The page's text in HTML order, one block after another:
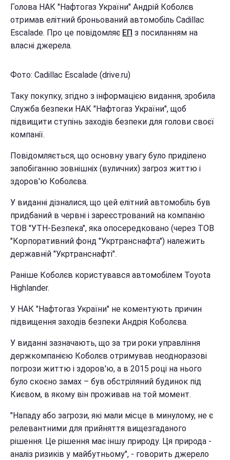
Голова НАК "Нафтогаз України" Андрій Коболєв
отримав елітний броньований автомобіль Cadillac
Escalade. Про це повідомляє ЕП з посиланням на
власні джерела.
Фото: Cadillac Escalade (drive.ru)
Таку покупку, згідно з інформацією видання, зробила
Служба безпеки НАК "Нафтогаз України", щоб
підвищити ступінь заходів безпеки для голови своєї
компанії.
Повідомляється, що основну увагу було приділено
запобіганню зовнішніх (вуличних) загроз життю і
здоров'ю Коболєва.
У виданні дізналися, що цей елітний автомобіль був
придбаний в червні і зареєстрований на компанію
ТОВ "УТН-Безпека", яка опосередковано (через ТОВ
"Корпоративний фонд "Укртранснафта") належить
державній "Укртранснафті".
Раніше Коболєв користувався автомобілем Toyota
Highlander.
У НАК "Нафтогаз України" не коментують причин
підвищення заходів безпеки Андрія Коболєва.
У виданні зазначають, що за три роки управління
держкомпанією Коболєв отримував неодноразові
погрози життю і здоров'ю, а в 2015 році на нього
було скоєно замах – був обстріляний будинок під
Києвом, в якому він проживав на той момент.
"Нападу або загрози, які мали місце в минулому, не є
релевантними для прийняття вищезгаданого
рішення. Це рішення має іншу природу. Ця природа -
аналіз ризиків у майбутньому", - говорить джерело